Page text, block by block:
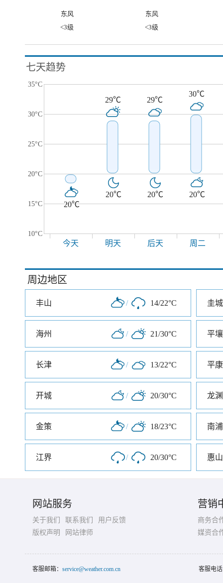
东风
东风
<3级
<3级
七天趋势
35°C
30°C
25°C
20°C
15°C
10°C
20℃
29℃
20℃
29℃
20℃
30℃
20℃
今天 明天 后天 周二
周边地区
丰山 / 14/22°C 圭城
海州 / 21/30°C 平壤
长津 / 13/22°C 平康
开城 / 20/30°C 龙渊
金策 / 18/23°C 南浦
江界 / 20/30°C 惠山
网站服务
关于我们 联系我们
用户反馈
版权声明
网站律师
营销
商务合
媒资合
客服邮箱： service@weather.com.cn 客服电